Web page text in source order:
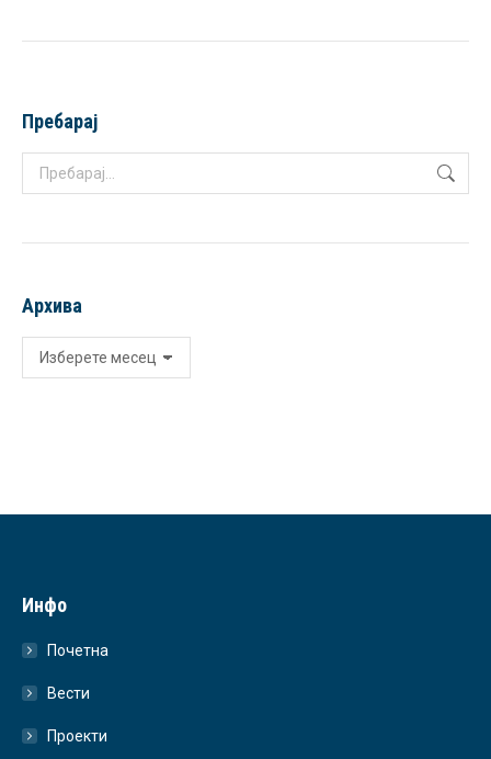
Пребарај
Search:
Архива
Архива
Инфо
Почетна
Вести
Проекти